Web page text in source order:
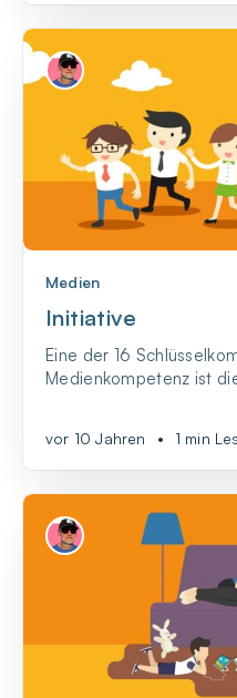
Medien
Initiative
Eine der 16
Medienkompetenz ist
beschreiten.
vor 10 Jahren • 1 min